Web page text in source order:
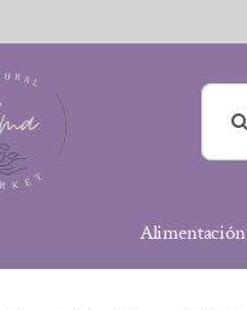
Buscar:
Alimentación